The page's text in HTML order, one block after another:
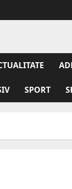
SPORT